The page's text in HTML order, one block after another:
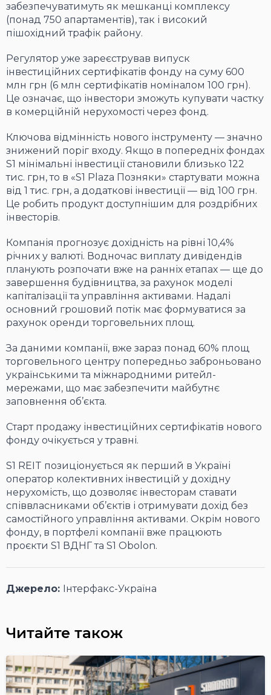
забезпечуватимуть як мешканці комплексу
(понад 750 апартаментів), так і високий
пішохідний трафік району.
Регулятор уже зареєстрував випуск
інвестиційних сертифікатів фонду на суму 600
млн грн (6 млн сертифікатів номіналом 100 грн).
Це означає, що інвестори зможуть купувати частку
в комерційній нерухомості через фонд.
Ключова відмінність нового інструменту — значно
знижений поріг входу. Якщо в попередніх фондах
S1 мінімальні інвестиції становили близько 122
тис. грн, то в «S1 Plaza Позняки» стартувати можна
від 1 тис. грн, а додаткові інвестиції — від 100 грн.
Це робить продукт доступнішим для роздрібних
інвесторів.
Компанія прогнозує дохідність на рівні 10,4%
річних у валюті. Водночас виплату дивідендів
планують розпочати вже на ранніх етапах — ще до
завершення будівництва, за рахунок моделі
капіталізації та управління активами. Надалі
основний грошовий потік має формуватися за
рахунок оренди торговельних площ.
За даними компанії, вже зараз понад 60% площ
торговельного центру попередньо заброньовано
українськими та міжнародними ритейл-
мережами, що має забезпечити майбутнє
заповнення об’єкта.
Старт продажу інвестиційних сертифікатів нового
фонду очікується у травні.
S1 REIT позиціонується як перший в Україні
оператор колективних інвестицій у дохідну
нерухомість, що дозволяє інвесторам ставати
співвласниками об’єктів і отримувати дохід без
самостійного управління активами. Окрім нового
фонду, в портфелі компанії вже працюють
проєкти S1 ВДНГ та S1 Obolon.
Джерело: Інтерфакс-Україна
Читайте також